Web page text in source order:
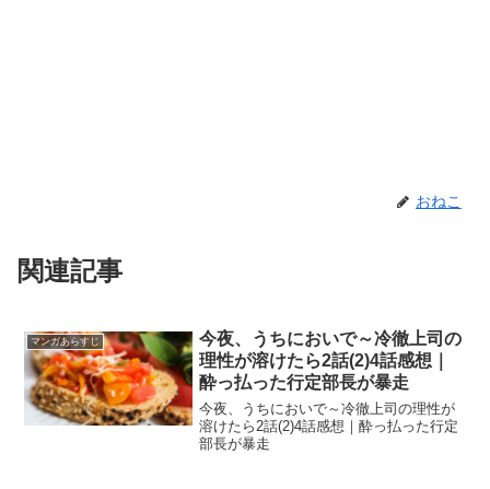
おねこ
関連記事
マンガあらすじ
今夜、うちにおいで～冷徹上司の
理性が溶けたら2話(2)4話感想｜
酔っ払った行定部長が暴走
今夜、うちにおいで～冷徹上司の理性が
溶けたら2話(2)4話感想｜酔っ払った行定
部長が暴走